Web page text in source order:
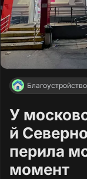
Благоустройство
У
й
перила
момент